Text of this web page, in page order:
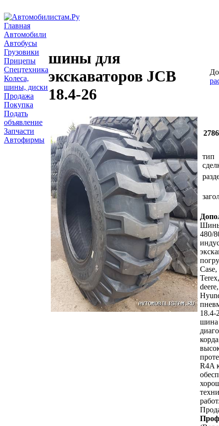
Главная
Автомобили
Автобусы
Грузовики
Прицепы
Спецтехника
Колеса,
шины, диски
Продажа
Покупка
Подать
объявление
Запчасти
Автофирмы
шины для
экскаваторов JCB
18.4-26
тип
480/
18.4-
шина
R4A